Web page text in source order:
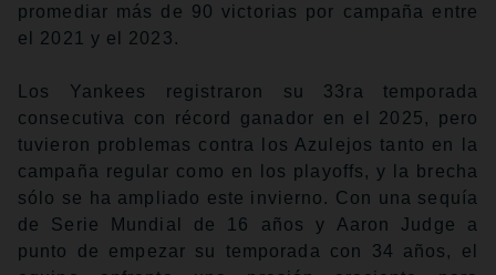
promediar más de 90 victorias por campaña entre
el 2021 y el 2023.
Los Yankees registraron su 33ra temporada
consecutiva con récord ganador en el 2025, pero
tuvieron problemas contra los Azulejos tanto en la
campaña regular como en los playoffs, y la brecha
sólo se ha ampliado este invierno. Con una sequía
de Serie Mundial de 16 años y Aaron Judge a
punto de empezar su temporada con 34 años, el